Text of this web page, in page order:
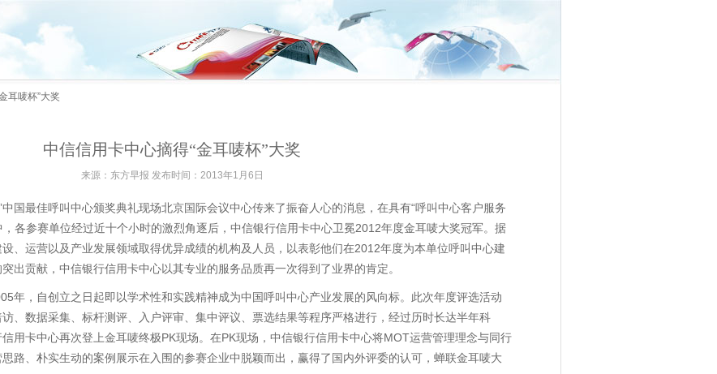
耳唛杯”大奖
中信信用卡中心摘得“金耳唛杯”大奖
来源：东方早报 发布时间：2013年1月6日
国最佳呼叫中心颁奖典礼现场北京国际会议中心传来了振奋人心的消息，在具有“呼叫中心客户服务
，各参赛单位经过近十个小时的激烈角逐后，中信银行信用卡中心卫冕2012年度金耳唛大奖冠军。据
、运营以及产业发展领域取得优异成绩的机构及人员，以表彰他们在2012年度为本单位呼叫中心建
出贡献，中信银行信用卡中心以其专业的服务品质再一次得到了业界的肯定。
年，自创立之日起即以学术性和实践精神成为中国呼叫中心产业发展的风向标。此次年度评选活动
、数据采集、标杆测评、入户评审、集中评议、票选结果等程序严格进行，经过历时长达半年科
用卡中心再次登上金耳唛终极PK现场。在PK现场，中信银行信用卡中心将MOT运营管理理念与同行
路、朴实生动的案例展示在入围的参赛企业中脱颖而出，赢得了国内外评委的认可，蝉联金耳唛大